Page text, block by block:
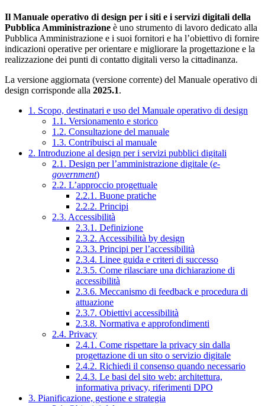
Il Manuale operativo di design per i siti e i servizi digitali della
Pubblica Amministrazione è uno strumento di lavoro dedicato alla
Pubblica Amministrazione e i suoi fornitori e ha l’obiettivo di fornire
indicazioni operative per orientare e migliorare la progettazione e la
realizzazione dei punti di contatto digitali verso la cittadinanza.
La versione aggiornata (versione corrente) del Manuale operativo di
design corrisponde alla 2025.1.
1. Scopo, destinatari e uso del Manuale operativo di design
1.1. Versionamento e storico
1.2. Consultazione del manuale
1.3. Contribuisci al manuale
2. Introduzione al design per i servizi pubblici digitali
2.1. Design per l’amministrazione digitale (e-
government)
2.2. L’approccio progettuale
2.2.1. Buone pratiche
2.2.2. Principi
2.3. Accessibilità
2.3.1. Definizione
2.3.2. Accessibilità by design
2.3.3. Principi per l’accessibilità
2.3.4. Linee guida e criteri di successo
2.3.5. Come rilasciare una dichiarazione di
accessibilità
2.3.6. Meccanismo di feedback e procedura di
attuazione
2.3.7. Obiettivi accessibilità
2.3.8. Normativa e approfondimenti
2.4. Privacy
2.4.1. Come rispettare la privacy sin dalla
progettazione di un sito o servizio digitale
2.4.2. Richiedi il consenso quando necessario
2.4.3. Le basi del sito web: architettura,
informativa privacy, riferimenti DPO
3. Pianificazione, gestione e strategia